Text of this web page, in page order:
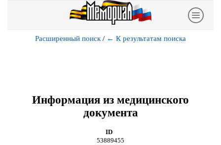
Расширенный поиск / ← К результатам поиска
Информация из медицинского
документа
ID
53889455